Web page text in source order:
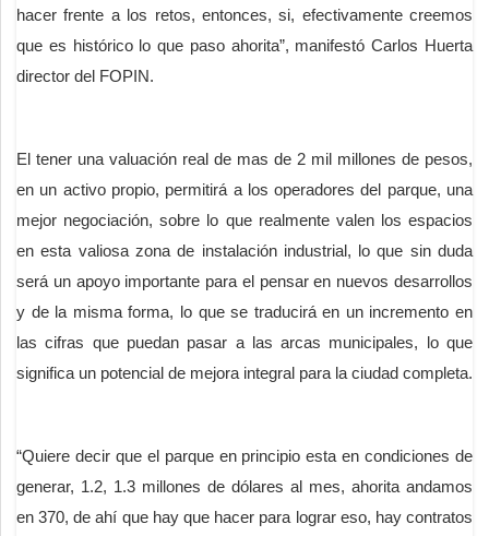
hacer frente a los retos, entonces, si, efectivamente creemos
que es histórico lo que paso ahorita”, manifestó Carlos Huerta
director del FOPIN.
El tener una valuación real de mas de 2 mil millones de pesos,
en un activo propio, permitirá a los operadores del parque, una
mejor negociación, sobre lo que realmente valen los espacios
en esta valiosa zona de instalación industrial, lo que sin duda
será un apoyo importante para el pensar en nuevos desarrollos
y de la misma forma, lo que se traducirá en un incremento en
las cifras que puedan pasar a las arcas municipales, lo que
significa un potencial de mejora integral para la ciudad completa.
“Quiere decir que el parque en principio esta en condiciones de
generar, 1.2, 1.3 millones de dólares al mes, ahorita andamos
en 370, de ahí que hay que hacer para lograr eso, hay contratos